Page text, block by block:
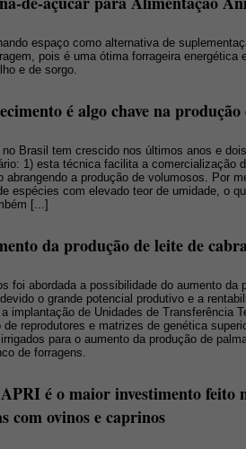
espaço como alternativa de
pois é uma ótima forrageira energética
e de sorgo.
é algo chave na produção
Brasil tem crescido nos últimos anos e
1) esta técnica facilita a comercialização
abrangendo a produção de volumosos. Por
espécies com elevado teor de umidade, o
[...]
da produção de leite de
foi abordada a possibilidade do aumento da
o grande potencial produtivo e a
implantação de Unidades de Transferência
reprodutores e matrizes de genética
para o aumento da produção de
de forragens.
é o maior investimento feito
com ovinos e caprinos